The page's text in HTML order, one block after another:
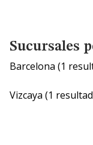
Sucursales
Barcelona (1
Vizcaya (1